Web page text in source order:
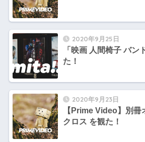
2020年9月25日
「映画 人間椅子 バン
た！
2020年9月23日
【Prime Video】別冊
クロス を観た！